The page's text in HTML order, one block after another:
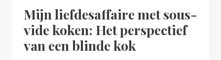
Mijn liefdesaffaire met sous-
vide koken: Het perspectief
van een blinde kok